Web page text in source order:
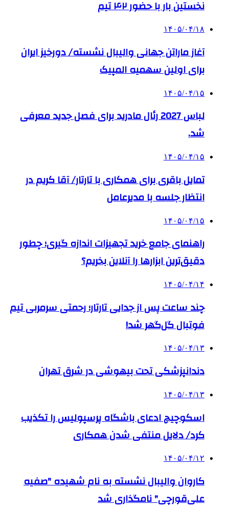
نخستین بار با حضور ۴۲ تیم
۱۴۰۵/۰۴/۱۸
آغاز ماراتن جهانی والیبال نشسته/ دورخیز ایران
برای اولین سهمیه المپیک
۱۴۰۵/۰۴/۱۵
لباس 2027 رئال مادرید برای فصل جدید معرفی
شد.
۱۴۰۵/۰۴/۱۵
تمایل باقری برای همکاری با تارتار/ آقا کریم در
انتظار جلسه با مدیرعامل
۱۴۰۵/۰۴/۱۵
راهنمای جامع خرید تجهیزات اندازه گیری؛ چطور
دقیق‌ترین ابزارها را آنلاین بخریم؟
۱۴۰۵/۰۴/۱۴
چند ساعت پس از جدایی تارتار؛ رحمتی سرمربی تیم
فوتبال گل‌گهر شد!
۱۴۰۵/۰۴/۱۳
دندانپزشکی تحت بیهوشی در شرق تهران
۱۴۰۵/۰۴/۱۳
اسکوچیچ ادعای باشگاه پرسپولیس را تکذیب
کرد/ دلایل منتفی شدن همکاری
۱۴۰۵/۰۴/۱۲
کاروان والیبال نشسته به نام شهیده "صفیه
علی‌قورچی" نامگذاری شد